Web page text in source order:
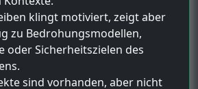
klingt motiviert, zeigt aber
zu Bedrohungsmodellen,
oder Sicherheitszielen des
sind vorhanden, aber nicht